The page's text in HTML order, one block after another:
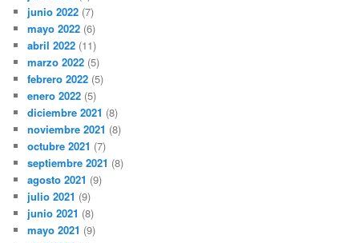
junio 2022 (7)
mayo 2022 (6)
abril 2022 (11)
marzo 2022 (5)
febrero 2022 (5)
enero 2022 (5)
diciembre 2021 (8)
noviembre 2021 (8)
octubre 2021 (7)
septiembre 2021 (8)
agosto 2021 (9)
julio 2021 (9)
junio 2021 (8)
mayo 2021 (9)